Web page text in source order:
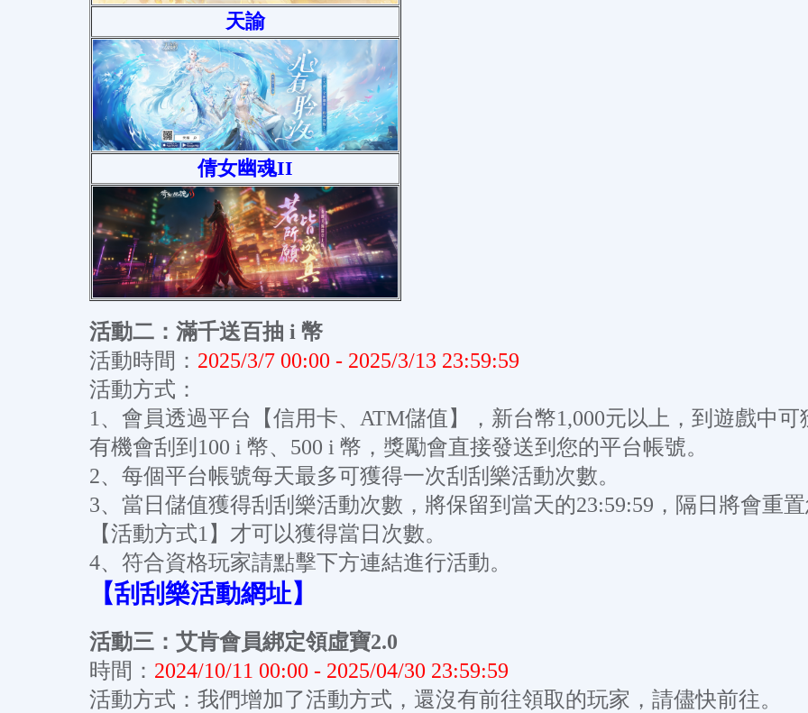
天諭
倩女幽魂II
活動二：滿千送百抽 i 幣
活動時間： 2025/3/7 00:00 - 2025/3/13 23:59:59
活動方式：
1、會員透過平台【信用卡、ATM儲值】，新台幣1,000元以上，到遊戲中
有機會刮到100 i 幣、500 i 幣，獎勵會直接發送到您的平台帳號。
2、每個平台帳號每天最多可獲得一次刮刮樂活動次數。
3、當日儲值獲得刮刮樂活動次數，將保留到當天的23:59:59，隔日將會重
【活動方式1】才可以獲得當日次數。
4、符合資格玩家請點擊下方連結進行活動。
【刮刮樂活動網址】
活動三：艾肯會員綁定領虛寶2.0
時間： 2024/10/11 00:00 - 2025/04/30 23:59:59
活動方式：我們增加了活動方式，還沒有前往領取的玩家，請儘快前往。